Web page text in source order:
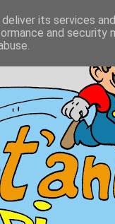
its services
and